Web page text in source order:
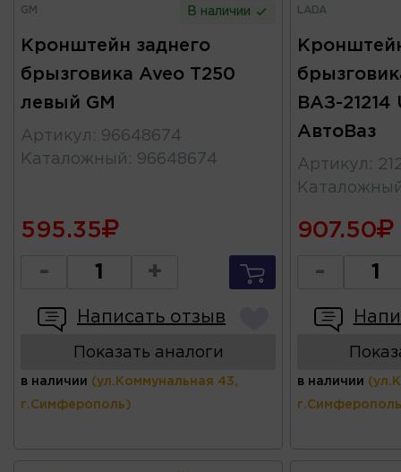
GM В наличии
Кронштейн заднего
брызговика Aveo T250
левый GM
Артикул : 96648674
Каталожный : 96648674
595.35
- +
Написать отзыв
Показать аналоги
в наличии (ул.Коммунальная 43,
г.Симферополь)
LADA
ВАЗ-
АвтоВаз
Артикул :
907.50
-
в наличии